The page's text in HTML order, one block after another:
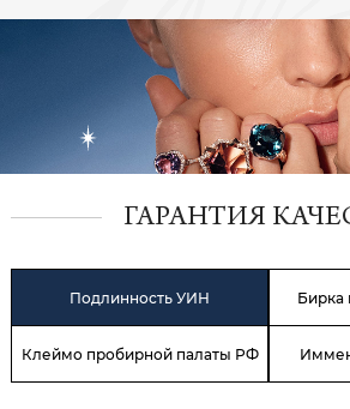
ГАРАНТИЯ
Подлинность УИН Бирка
Клеймо пробирной палаты РФ